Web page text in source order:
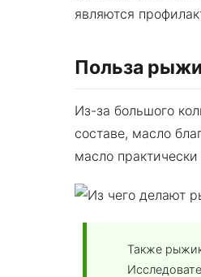
являются
Польза
Из-за большого
составе, масло
масло
Также